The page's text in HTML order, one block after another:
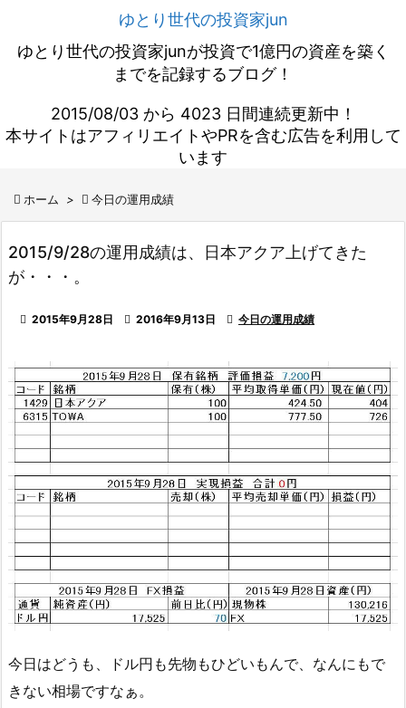
ゆとり世代の投資家jun
ゆとり世代の投資家junが投資で1億円の資産を築く
までを記録するブログ！
2015/08/03 から 4023 日間連続更新中！
本サイトはアフィリエイトやPRを含む広告を利用して
います
 ホーム >  今日の運用成績
2015/9/28の運用成績は、日本アクア上げてきた
が・・・。
 2015年9月28日  2016年9月13日  今日の運用成績
今日はどうも、ドル円も先物もひどいもんで、なんにもで
きない相場ですなぁ。